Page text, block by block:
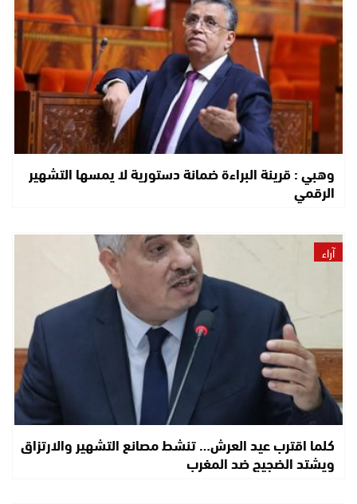
وهبي : قرينة البراءة ضمانة دستورية لا يمسها التشهير
الرقمي
آراء
كلما اقترب عيد العرش… تنشط مصانع التشهير والارتزاق
ويشتد الضجيج ضد المغرب